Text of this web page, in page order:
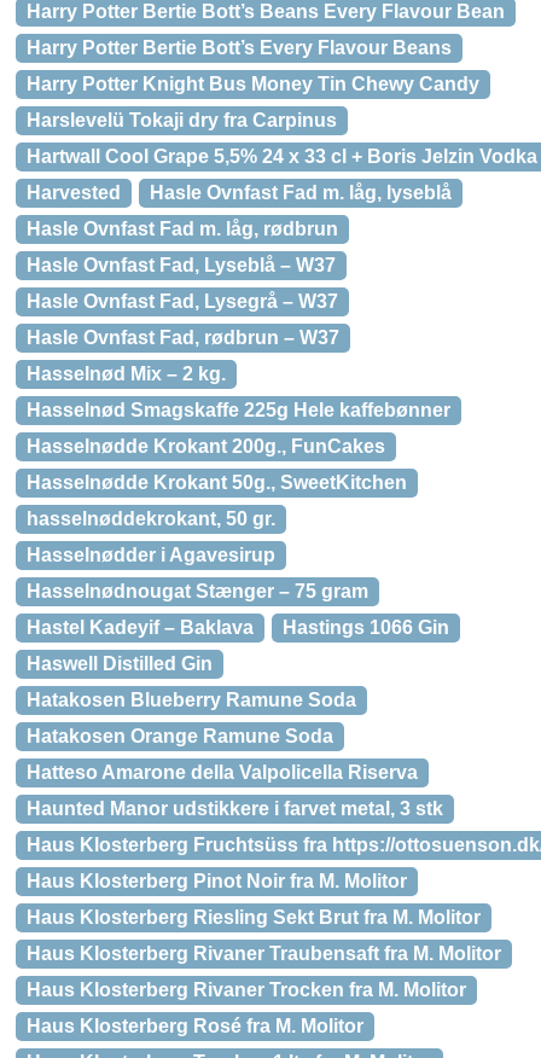
Harry Potter Bertie Bott’s Beans Every Flavour Bean
Harry Potter Bertie Bott’s Every Flavour Beans
Harry Potter Knight Bus Money Tin Chewy Candy
Harslevelü Tokaji dry fra Carpinus
Hartwall Cool Grape 5,5% 24 x 33 cl + Boris Jelzin Vodka
Harvested
Hasle Ovnfast Fad m. låg, lyseblå
Hasle Ovnfast Fad m. låg, rødbrun
Hasle Ovnfast Fad, Lyseblå – W37
Hasle Ovnfast Fad, Lysegrå – W37
Hasle Ovnfast Fad, rødbrun – W37
Hasselnød Mix – 2 kg.
Hasselnød Smagskaffe 225g Hele kaffebønner
Hasselnødde Krokant 200g., FunCakes
Hasselnødde Krokant 50g., SweetKitchen
hasselnøddekrokant, 50 gr.
Hasselnødder i Agavesirup
Hasselnødnougat Stænger – 75 gram
Hastel Kadeyif – Baklava
Hastings 1066 Gin
Haswell Distilled Gin
Hatakosen Blueberry Ramune Soda
Hatakosen Orange Ramune Soda
Hatteso Amarone della Valpolicella Riserva
Haunted Manor udstikkere i farvet metal, 3 stk
Haus Klosterberg Fruchtsüss fra https://
Haus Klosterberg Pinot Noir fra M. Molitor
Haus Klosterberg Riesling Sekt Brut fra M. Molitor
Haus Klosterberg Rivaner Traubensaft fra M. Molitor
Haus Klosterberg Rivaner Trocken fra M. Molitor
Haus Klosterberg Rosé fra M. Molitor